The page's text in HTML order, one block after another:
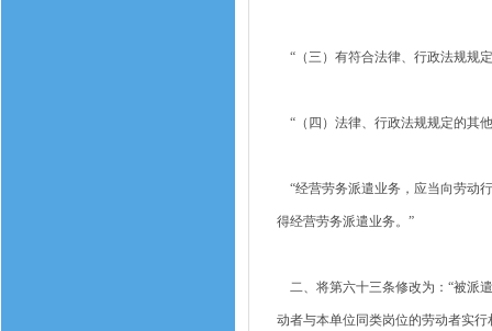
“（三）有符合法律、行政法规规
“（四）法律、行政法规规定的其
“经营劳务派遣业务，应当向劳动
得经营劳务派遣业务。”
二、将第六十三条修改为：“被派
动者与本单位同类岗位的劳动者实